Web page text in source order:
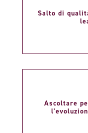
Salto di
Ascoltare